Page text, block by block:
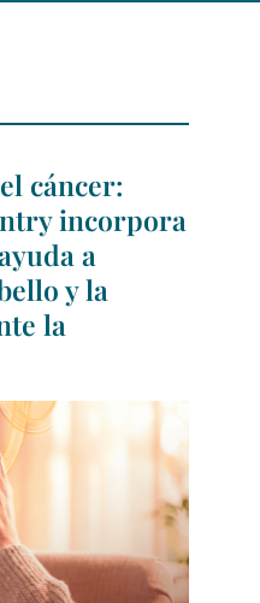
cáncer:
incorpora
a
y la
la